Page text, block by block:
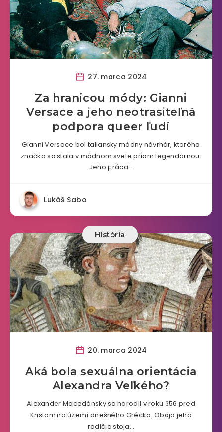
27. marca 2024
Za hranicou módy: Gianni
Versace a jeho neotrasiteľná
podpora queer ľudí
Gianni Versace bol taliansky módny návrhár, ktorého
značka sa stala v módnom svete priam legendárnou.
Jeho práca…
Lukáš Sabo
História
20. marca 2024
Aká bola sexuálna orientácia
Alexandra Veľkého?
Alexander Macedónsky sa narodil v roku 356 pred
Kristom na území dnešného Grécka. Obaja jeho
rodičia stoja…